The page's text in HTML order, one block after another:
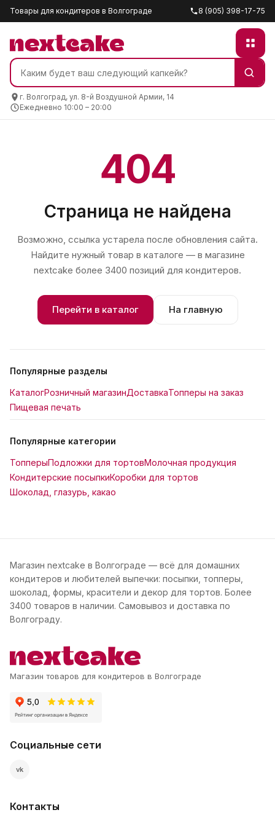
Товары для кондитеров в Волгограде 8 (905) 398-17-75
г. Волгоград, ул. 8-й Воздушной Армии, 14
Ежедневно 10:00 – 20:00
404
Страница не найдена
Возможно, ссылка устарела после обновления сайта.
Найдите нужный товар в каталоге — в магазине
nextcake более 3400 позиций для кондитеров.
Перейти в каталог На главную
Популярные разделы
КаталогРозничный магазинДоставкаТопперы на заказ
Пищевая печать
Популярные категории
ТопперыПодложки для тортовМолочная продукция
Кондитерские посыпкиКоробки для тортов
Шоколад, глазурь, какао
Магазин nextcake в Волгограде — всё для домашних
кондитеров и любителей выпечки: посыпки, топперы,
шоколад, формы, красители и декор для тортов. Более
3400 товаров в наличии. Самовывоз и доставка по
Волгограду.
Магазин товаров для кондитеров в Волгограде
Социальные сети
vk
Контакты